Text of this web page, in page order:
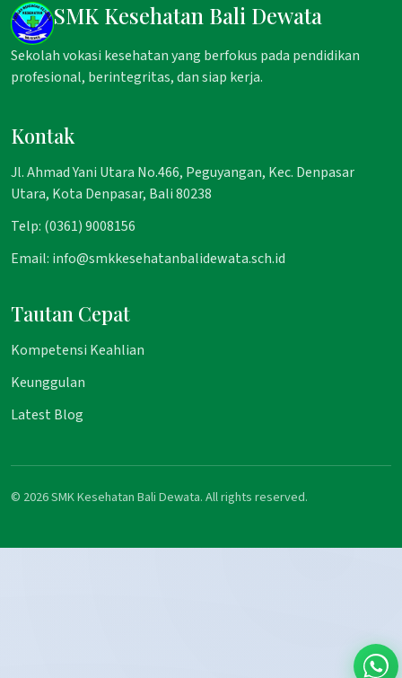
SMK Kesehatan Bali Dewata
Sekolah vokasi kesehatan yang berfokus pada pendidikan
profesional, berintegritas, dan siap kerja.
Kontak
Jl. Ahmad Yani Utara No.466, Peguyangan, Kec. Denpasar
Utara, Kota Denpasar, Bali 80238
Telp: (0361) 9008156
Email: info@smkkesehatanbalidewata.sch.id
Tautan Cepat
Kompetensi Keahlian
Keunggulan
Latest Blog
© 2026 SMK Kesehatan Bali Dewata. All rights reserved.